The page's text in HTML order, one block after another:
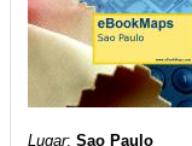
Lugar:Sao Paulo